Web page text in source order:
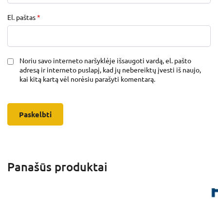
El. paštas*
Noriu savo interneto naršyklėje išsaugoti vardą, el. pašto
adresą ir interneto puslapį, kad jų nebereiktų įvesti iš naujo,
kai kitą kartą vėl norėsiu parašyti komentarą.
Panašūs produktai